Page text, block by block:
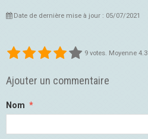
Date de dernière mise à jour : 05/07/2021
9 votes. Moyenne 4.3
Ajouter un commentaire
Nom